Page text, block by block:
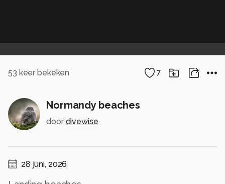
53 keer bekeken 7
Normandy beaches
door divewise
28 juni, 2026